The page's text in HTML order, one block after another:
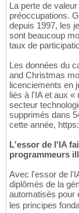
La perte de
préoccupations.
depuis 1997, les
sont beaucoup
taux de
Les données du
and Christmas
licenciements en
liés à l'IA et aux «
secteur
supprimés dans
cette année,
L'essor de l'IA
programmeurs
Avec l'essor de
diplômés de la
automatisés pour
les principes